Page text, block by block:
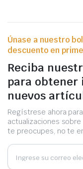
Únase a nuestro
descuento en
Reciba
para obtener
nuevos
Regístrese ahora
actualizaciones sobre
te preocupes, no te